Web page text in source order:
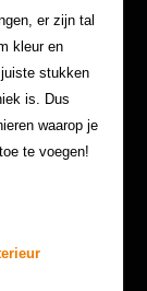
er zijn tal
kleur en
stukken
is. Dus
waarop je
te voegen!